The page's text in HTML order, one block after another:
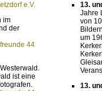
e.V.
im
der
44
ist eine
13.
Jahre
von
um
13.